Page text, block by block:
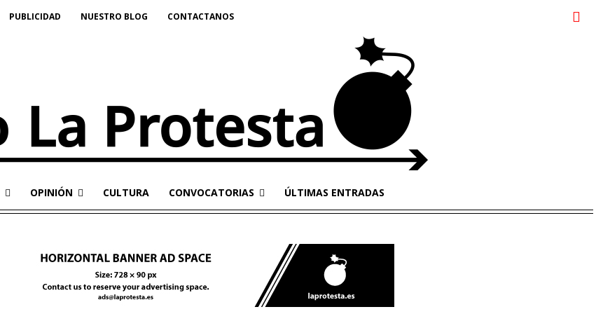
PUBLICIDAD NUESTRO BLOG CONTACTANOS
OPINIÓN CULTURA CONVOCATORIAS ÚLTIMAS ENTRADAS